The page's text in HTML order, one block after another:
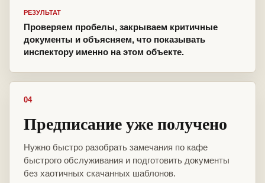
РЕЗУЛЬТАТ
Проверяем пробелы, закрываем критичные
документы и объясняем, что показывать
инспектору именно на этом объекте.
04
Предписание уже получено
Нужно быстро разобрать замечания по кафе
быстрого обслуживания и подготовить документы
без хаотичных скачанных шаблонов.